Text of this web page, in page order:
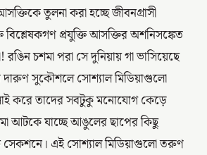
তুলনা করা হচ্ছে জীবনগ্রাসী
বিশ্লেষকগণ প্রযুক্তি আসক্তির অশনিসঙ্কেত
চশমা পরা সে দুনিয়ায় গা ভাসিয়েছে
সুকৌশলে সোশ্যাল মিডিয়াগুলো
করে তাদের সবটুকু মনোযোগ কেড়ে
আটকে যাচ্ছে আঙুলের ছাপের কিছু
এই সোশ্যাল মিডিয়াগুলো তরুণ